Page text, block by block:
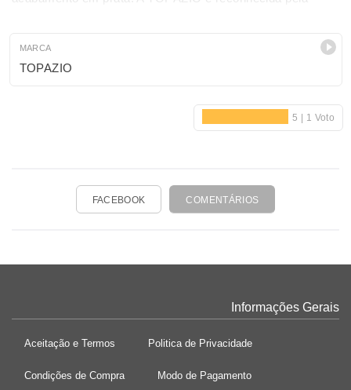
MARCA
TOPAZIO
FACEBOOK COMENTÁRIOS
Informações Gerais
Aceitação e Termos Politica de Privacidade
Condições de Compra Modo de Pagamento